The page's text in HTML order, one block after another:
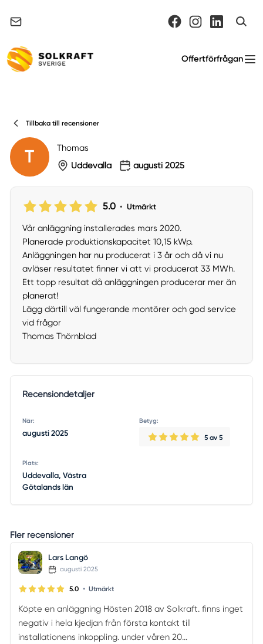
Offertförfrågan
Tillbaka till recensioner
T
Thomas
Uddevalla
augusti 2025
5.0 • Utmärkt
Vår anläggning installerades mars 2020.
Planerade produktionskapacitet 10,15 kWp.
Anläggningen har nu producerat i 3 år och då vi nu
avläser resultatet finner vi att vi producerat 33 MWh.
Ett topp resultat då anläggningen producerar mer än
planerat!
Lägg därtill väl fungerande montörer och god service
vid frågor
Thomas Thörnblad
Recensiondetaljer
När:
augusti 2025
Betyg:
5 av 5
Plats:
Uddevalla, Västra
Götalands län
Fler recensioner
Lars Langö
augusti 2025
5.0 • Utmärkt
Köpte en anläggning Hösten 2018 av Solkraft. finns inget
negativ i hela kjedjan från första kontakt till
installationens inkoppling. under våren 20...